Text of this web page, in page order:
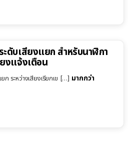
ดับเสียงแยก สำหรับนาฬิกา
งแจ้งเตือน
ก ระหว่างเสียงเรียกเข […] มากกว่า